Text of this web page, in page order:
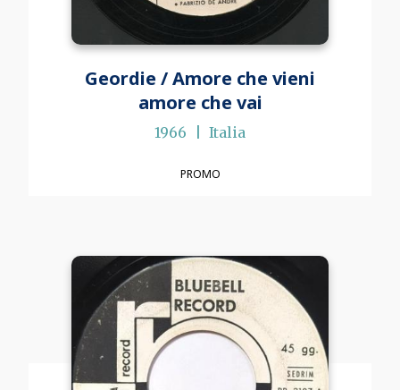
Geordie / Amore che vieni
amore che vai
1966 Italia
PROMO